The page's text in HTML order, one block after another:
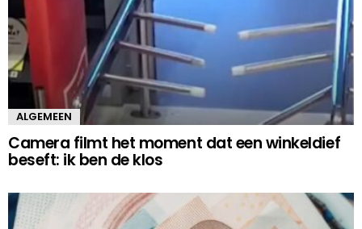
ALGEMEEN
Camera filmt het moment dat een winkeldief
beseft: ik ben de klos